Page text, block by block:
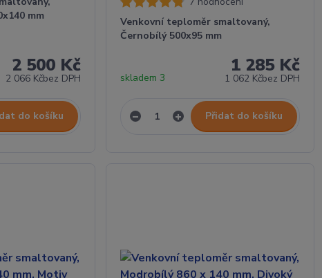
mm
2 500 Kč
2 066 Kčbez DPH
do košíku
Venkovní teploměr smaltovaný,
Černobílý 500x95 mm
1 285 Kč
1 062 Kčbez DPH
skladem 3
Přidat do košíku